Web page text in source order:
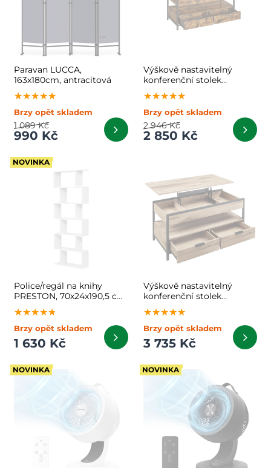
Paravan LUCCA,
163x180cm, antracitová
★★★★★
★★★★★
★★★★★
Brzy opět skladem
990 Kč
1 089 Kč
Výškově nastavitelný
konferenční stolek
GASPAR, 50x100x(48-
63)cm, hnědá/černá
★★★★★
★★★★★
★★★★★
Brzy opět skladem
2 850 Kč
2 946 Kč
NOVINKA
Police/regál na knihy
PRESTON, 70x24x190,5 cm,
bílá
★★★★★
★★★★★
★★★★★
Brzy opět skladem
1 630 Kč
Výškově nastavitelný
konferenční stolek
GASPAR, 50x100x(48-
63)cm, camel hnědá/černá
★★★★★
★★★★★
★★★★★
Brzy opět skladem
3 735 Kč
NOVINKA NOVINKA